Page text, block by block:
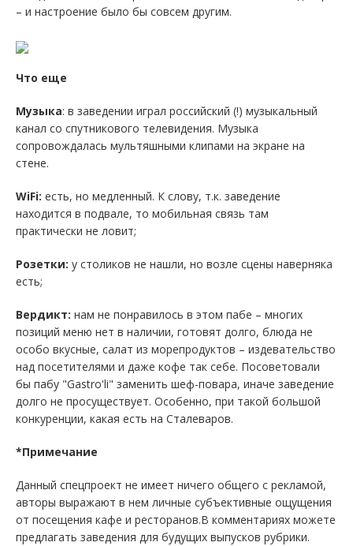
– и настроение было бы совсем другим.
Что еще
Музыка: в заведении играл российский (!) музыкальный
канал со спутникового телевидения. Музыка
сопровождалась мультяшными клипами на экране на
стене.
WiFi: есть, но медленный. К слову, т.к. заведение
находится в подвале, то мобильная связь там
практически не ловит;
Розетки: у столиков не нашли, но возле сцены наверняка
есть;
Вердикт: нам не понравилось в этом пабе – многих
позиций меню нет в наличии, готовят долго, блюда не
особо вкусные, салат из морепродуктов – издевательство
над посетителями и даже кофе так себе. Посоветовали
бы пабу "Gastro'li" заменить шеф-повара, иначе заведение
долго не просуществует. Особенно, при такой большой
конкуренции, какая есть на Сталеваров.
*Примечание
Данный спецпроект не имеет ничего общего с рекламой,
авторы выражают в нем личные субъективные ощущения
от посещения кафе и ресторанов.В комментариях можете
предлагать заведения для будущих выпусков рубрики.